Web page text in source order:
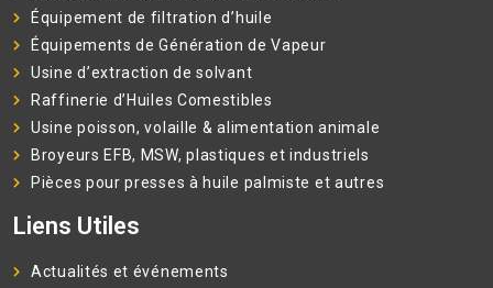
Équipement de filtration d’huile
Équipements de Génération de Vapeur
Usine d’extraction de solvant
Raffinerie d’Huiles Comestibles
Usine poisson, volaille & alimentation animale
Broyeurs EFB, MSW, plastiques et industriels
Pièces pour presses à huile palmiste et autres
Liens Utiles
Actualités et événements